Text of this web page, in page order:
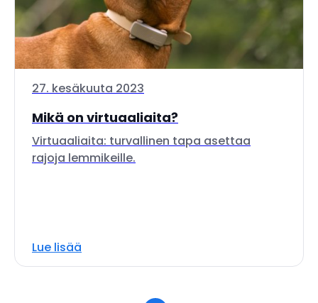
27. kesäkuuta 2023
Mikä on virtuaaliaita?
Virtuaaliaita: turvallinen tapa asettaa
rajoja lemmikeille.
Lue lisää